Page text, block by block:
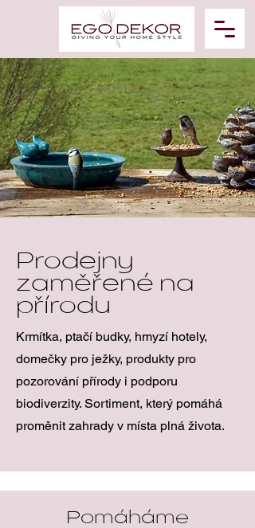
Prodejny
zaměřené na
přírodu
Krmítka, ptačí budky, hmyzí hotely,
domečky pro ježky, produkty pro
pozorování přírody i podporu
biodiverzity. Sortiment, který pomáhá
proměnit zahrady v místa plná života.
Pomáháme